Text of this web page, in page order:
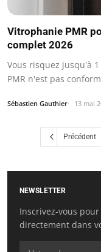
Vitrophanie PMR
complet 2026
Vous risquez jusqu'à
PMR n'est pas
Sébastien Gauthier 13 mai
Précédent
NEWSLETTER
Inscrivez-vous
directement dans